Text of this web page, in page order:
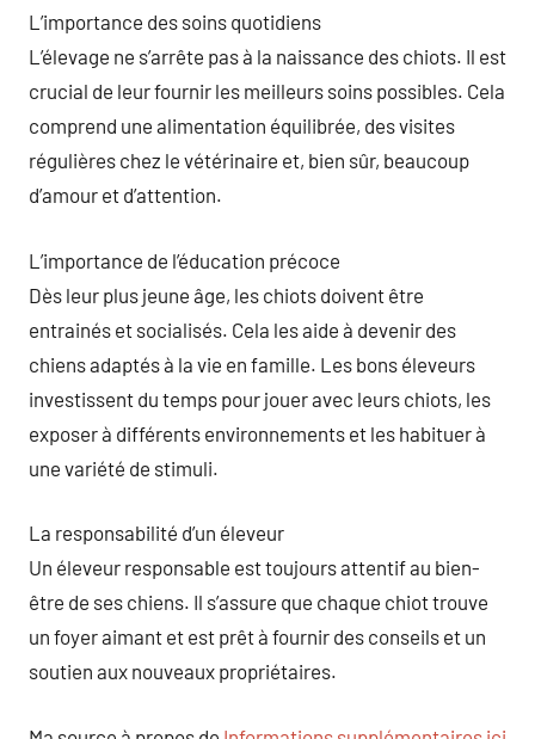
L’importance des soins quotidiens
L’élevage ne s’arrête pas à la naissance des chiots. Il est
crucial de leur fournir les meilleurs soins possibles. Cela
comprend une alimentation équilibrée, des visites
régulières chez le vétérinaire et, bien sûr, beaucoup
d’amour et d’attention.
L’importance de l’éducation précoce
Dès leur plus jeune âge, les chiots doivent être
entrainés et socialisés. Cela les aide à devenir des
chiens adaptés à la vie en famille. Les bons éleveurs
investissent du temps pour jouer avec leurs chiots, les
exposer à différents environnements et les habituer à
une variété de stimuli.
La responsabilité d’un éleveur
Un éleveur responsable est toujours attentif au bien-
être de ses chiens. Il s’assure que chaque chiot trouve
un foyer aimant et est prêt à fournir des conseils et un
soutien aux nouveaux propriétaires.